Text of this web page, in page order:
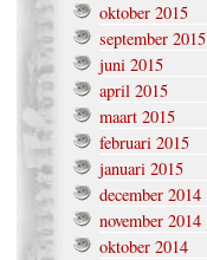
oktober 2015
september 2015
juni 2015
april 2015
maart 2015
februari 2015
januari 2015
december 2014
november 2014
oktober 2014